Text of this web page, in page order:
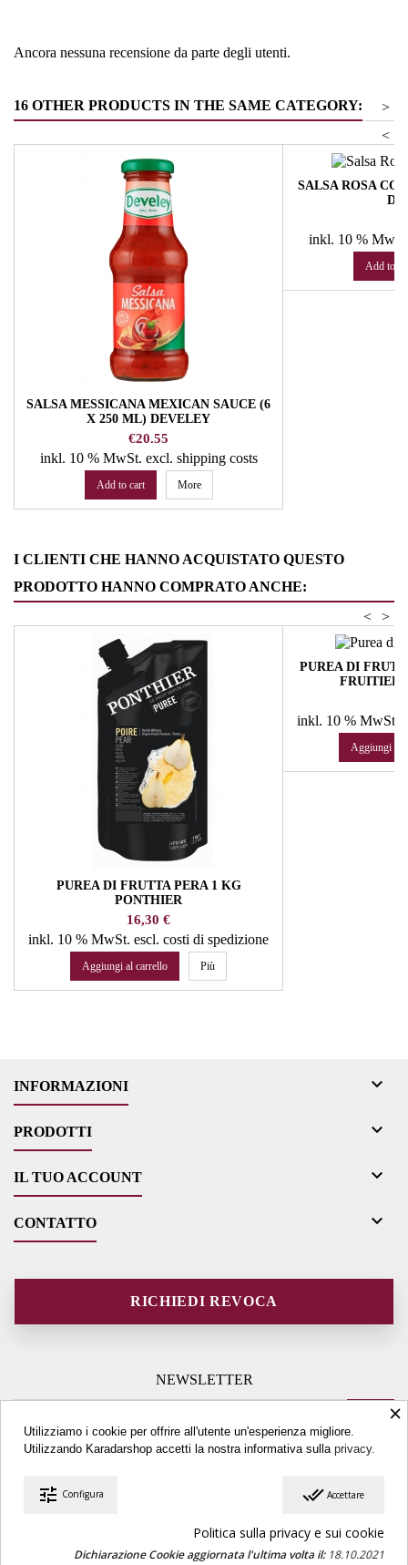
Ancora nessuna recensione da parte degli utenti.
16 OTHER PRODUCTS IN THE SAME CATEGORY:
>
<
SALSA MESSICANA MEXICAN SAUCE (6
X 250 ML) DEVELEY
Price
€20.55
inkl. 10 % MwSt. excl. shipping costs
Add to cart More
SALSA ROSA
inkl. 10 %
Add to
I CLIENTI CHE HANNO ACQUISTATO QUESTO
PRODOTTO HANNO COMPRATO ANCHE:
>
<
PUREA DI FRUTTA PERA 1 KG
PONTHIER
Prezzo
16,30 €
inkl. 10 % MwSt. escl. costi di spedizione
Aggiungi al carrello Più
PUREA DI
inkl. 10 % MwSt.
Aggiungi al
INFORMAZIONI 
PRODOTTI 
IL TUO ACCOUNT 
CONTATTO 
RICHIEDI REVOCA
NEWSLETTER
×
Utilizziamo i cookie per offrire all'utente un'esperienza migliore.
Utilizzando Karadarshop accetti la nostra informativa sullaprivacy.
done_all Accettare
tune Configura
Politica sulla privacy e sui cookie
Dichiarazione Cookie aggiornata l'ultima volta il:18.10.2021